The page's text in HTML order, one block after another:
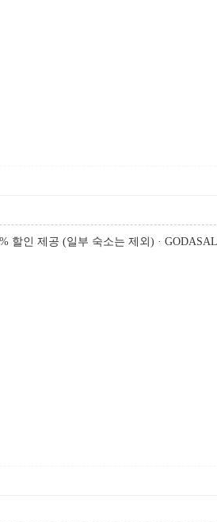
할인 제공 (일부 숙소는 제외) ·